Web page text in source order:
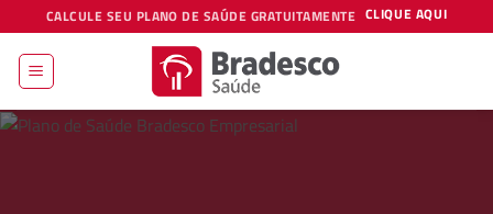
to
content
CALCULE SEU PLANO DE SAÚDE GRATUITAMENTE CLIQUE AQUI